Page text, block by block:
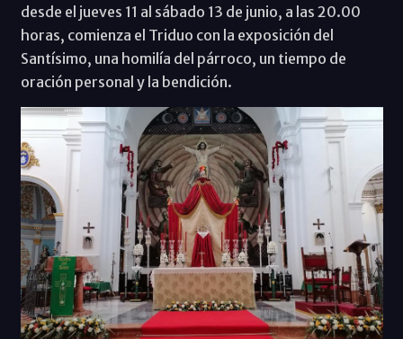
desde el jueves 11 al sábado 13 de junio, a las 20.00
horas, comienza el Triduo con la exposición del
Santísimo, una homilía del párroco, un tiempo de
oración personal y la bendición.